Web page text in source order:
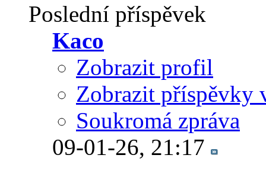
Poslední příspěvek
Kaco
Zobrazit profil
Zobrazit příspěvky
Soukromá zpráva
09-01-26, 21:17